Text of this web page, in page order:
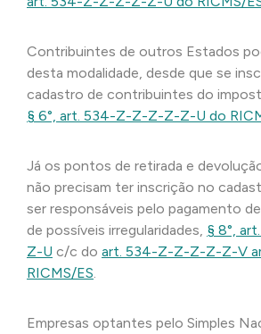
Contribuintes de outros Estados
desta modalidade, desde que se
cadastro de contribuintes do
§ 6°, art. 534-Z-Z-Z-Z-Z-U do
Já os pontos de retirada e
não precisam ter inscrição no
ser responsáveis pelo pagamento
de possíveis irregularidades, § 8°,
Z-U c/c do art. 534-Z-Z-Z-Z-Z-V
RICMS/ES.
Empresas optantes pelo Simples